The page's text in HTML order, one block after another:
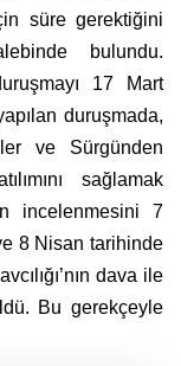
süre gerektiğini
bulundu.
17 Mart
duruşmada,
ve Sürgünden
sağlamak
incelenmesini 7
8 Nisan tarihinde
dava ile
Bu gerekçeyle